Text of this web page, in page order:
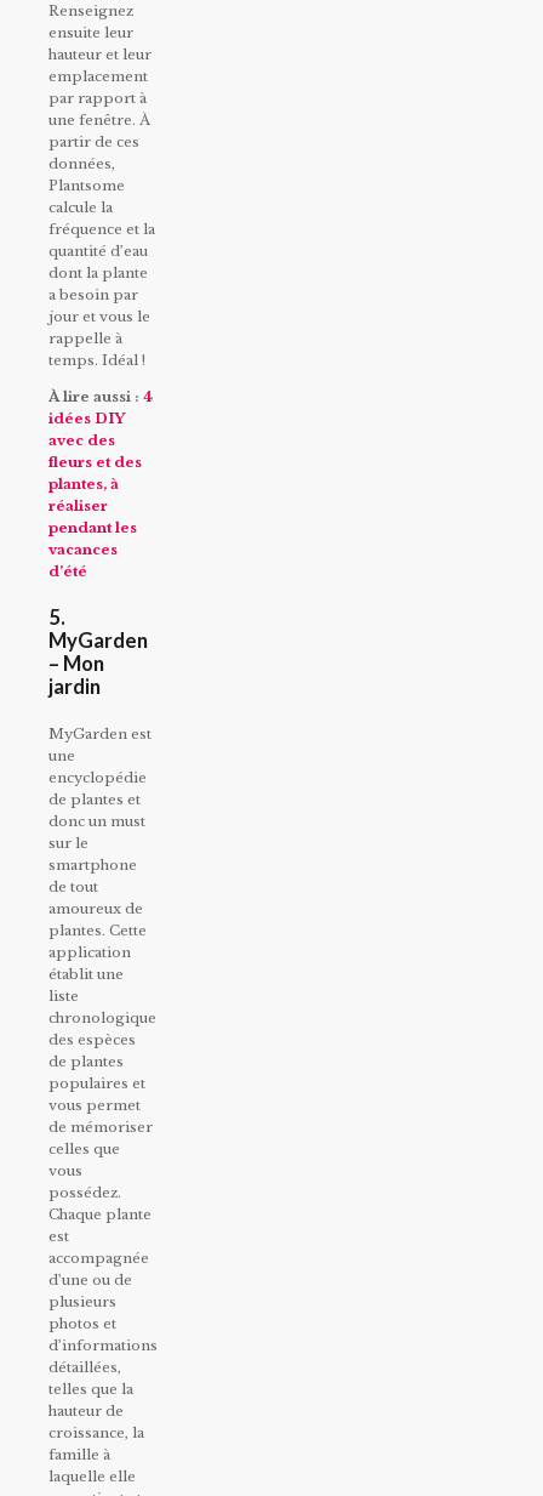
Renseignez
ensuite leur
hauteur et leur
emplacement
par rapport à
une fenêtre. À
partir de ces
données,
Plantsome
calcule la
fréquence et la
quantité d’eau
dont la plante
a besoin par
jour et vous le
rappelle à
temps. Idéal !
À lire aussi : 4
idées DIY
avec des
fleurs et des
plantes, à
réaliser
pendant les
vacances
d’été
5.
MyGarden
– Mon
jardin
MyGarden est
une
encyclopédie
de plantes et
donc un must
sur le
smartphone
de tout
amoureux de
plantes. Cette
application
établit une
liste
chronologique
des espèces
de plantes
populaires et
vous permet
de mémoriser
celles que
vous
possédez.
Chaque plante
est
accompagnée
d’une ou de
plusieurs
photos et
d’informations
détaillées,
telles que la
hauteur de
croissance, la
famille à
laquelle elle